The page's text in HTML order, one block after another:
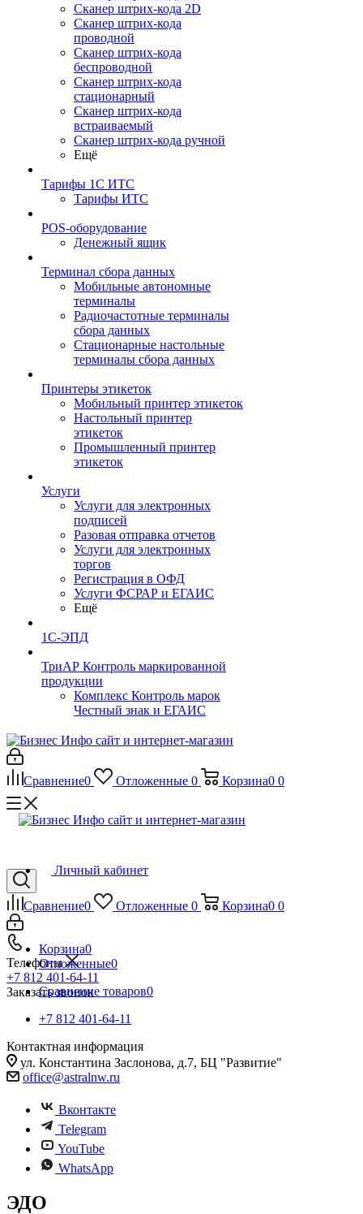
Сканер штрих-кода 2D
Сканер штрих-кода
проводной
Сканер штрих-кода
беспроводной
Сканер штрих-кода
стационарный
Сканер штрих-кода
встраиваемый
Сканер штрих-кода ручной
Ещё
Тарифы 1С ИТС
Тарифы ИТС
POS-оборудование
Денежный ящик
Терминал сбора данных
Мобильные автономные
терминалы
Радиочастотные терминалы
сбора данных
Стационарные настольные
терминалы сбора данных
Принтеры этикеток
Мобильный принтер этикеток
Настольный принтер
этикеток
Промышленный принтер
этикеток
Услуги
Услуги для электронных
подписей
Разовая отправка отчетов
Услуги для электронных
торгов
Регистрация в ОФД
Услуги ФСРАР и ЕГАИС
Ещё
1С-ЭПД
ТриАР Контроль маркированной
продукции
Комплекс Контроль марок
Честный знак и ЕГАИС
Сравнение0 Отложенные 0 Корзина0 0
Сравнение0 Отложенные 0 Корзина0 0
Телефоны
+7 812 401-64-11
Заказать звонок
Личный кабинет
Корзина0
Отложенные0
Сравнение товаров0
+7 812 401-64-11
Контактная информация
ул. Константина Заслонова, д.7, БЦ "Развитие"
office@astralnw.ru
Вконтакте
Telegram
YouTube
WhatsApp
ЭДО